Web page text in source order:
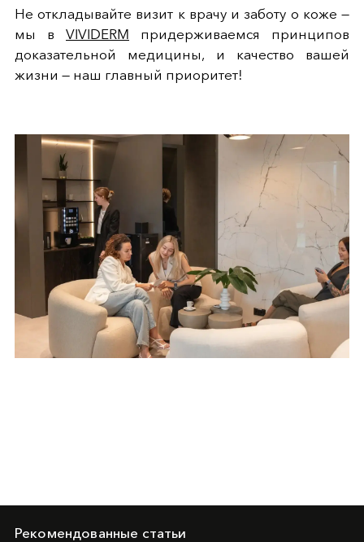
Не откладывайте визит к врачу и заботу о коже —
мы в VIVIDERM придерживаемся принципов
доказательной медицины, и качество вашей
жизни — наш главный приоритет!
Рекомендованные статьи